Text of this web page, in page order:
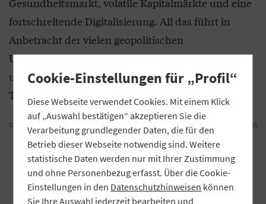
fortschreitende Digitalisierung. All das führt in
Anbetracht der vielen geopolitischen
Unsicherheiten dazu, dass sich die Erwartungen
unserer Kundinnen und Kunden an Beratung,
Transparenz und Service deutlich verändern.
„Kundinnen und Kunden suchen
stärker denn je Orientierung und
ganzheitliche Lösungen – und zwar
Cookie-Einstellungen für „Profil“
Diese Webseite verwendet Cookies. Mit einem Klick
auf „Auswahl bestätigen“ akzeptieren Sie die
Verarbeitung grundlegender Daten, die für den
Betrieb dieser Webseite notwendig sind. Weitere
statistische Daten werden nur mit Ihrer Zustimmung
und ohne Personenbezug erfasst. Über die Cookie-
Einstellungen in den Datenschutzhinweisen können
Sie Ihre Auswahl jederzeit bearbeiten und